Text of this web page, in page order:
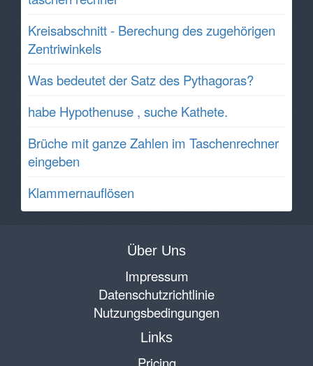
Kreisabschnitt - Berechung des zugehörigen
Zentriwinkels
Was bedeutet der Satz des Pythagoras?
habe Hypothenuse , suche Kathete.
Brüche mit ganze Zahlen im Taschenrechner
eingeben
Klammernauflösen
Über Uns
Impressum
Datenschutzrichtlinie
Nutzungsbedingungen
Links
Pricing